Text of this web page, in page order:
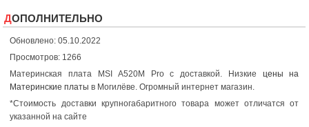
ДОПОЛНИТЕЛЬНО
Обновлено: 05.10.2022
Просмотров: 1266
Материнская плата MSI A520M Pro с доставкой. Низкие цены на
Материнские платы в Могилёве. Огромный интернет магазин.
*Стоимость доставки крупногабаритного товара может отличатся от
указанной на сайте